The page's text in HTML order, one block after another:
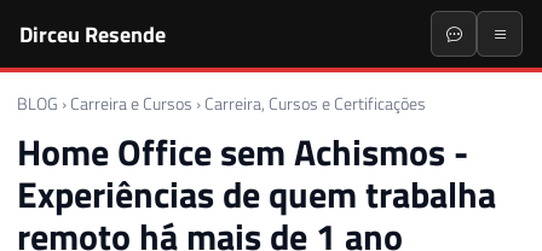
Dirceu Resende
BLOG › Carreira e Cursos › Carreira, Cursos e Certificações
Home Office sem Achismos -
Experiências de quem trabalha
remoto há mais de 1 ano